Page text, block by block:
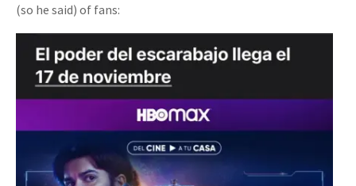
(so he said) of fans: